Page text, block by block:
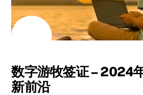
数字游牧签证 – 2024
新前沿